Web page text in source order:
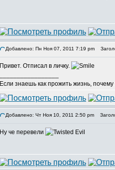
Добавлено: Пн Ноя 07, 2011 7:19 pm
Привет. Отписал в личку.
Если знаешь как прожить жизнь,
Добавлено: Чт Ноя 10, 2011 2:50 pm
Ну че перевели